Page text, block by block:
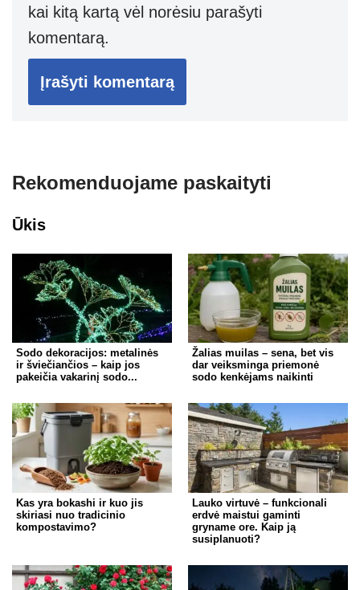
kai kitą kartą vėl norėsiu parašyti
komentarą.
Rekomenduojame paskaityti
Ūkis
Sodo dekoracijos: metalinės
ir šviečiančios – kaip jos
pakeičia vakarinį sodo...
Žalias muilas – sena, bet vis
dar veiksminga priemonė
sodo kenkėjams naikinti
Kas yra bokashi ir kuo jis
skiriasi nuo tradicinio
kompostavimo?
Lauko virtuvė – funkcionali
erdvė maistui gaminti
gryname ore. Kaip ją
susiplanuoti?